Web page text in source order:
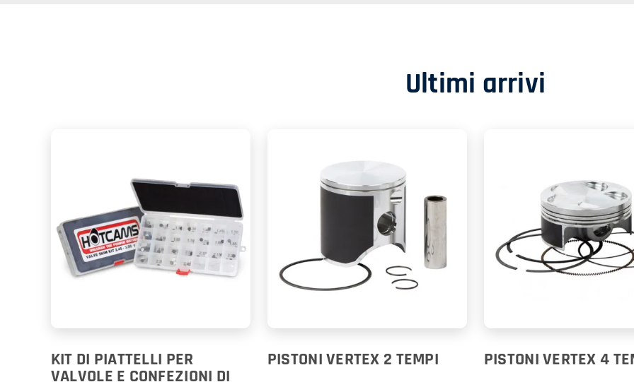
Ultimi arrivi
KIT DI PIATTELLI PER
VALVOLE E CONFEZIONI DI
PISTONI VERTEX 2 TEMPI PISTONI VERTEX 4